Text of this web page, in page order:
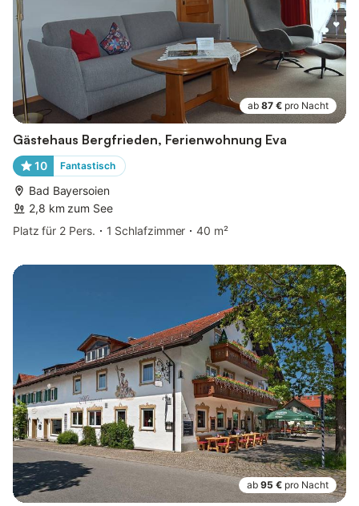
ab 87 € pro Nacht
Gästehaus Bergfrieden, Ferienwohnung Eva
10 Fantastisch
Bad Bayersoien
2,8 km zum See
Platz für 2 Pers.
1 Schlafzimmer 40 m²
ab 95 € pro Nacht